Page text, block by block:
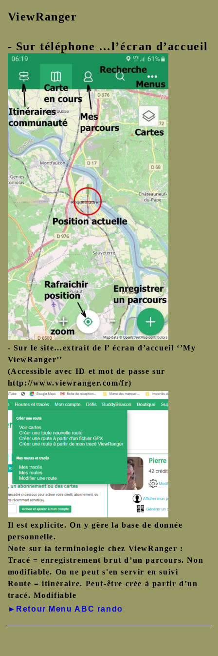
ViewRanger
- Sur téléphone …l’écran d’accueil
- Sur le site…extrait de l’ écran d’accueil ‘’My
ViewRanger’’
(Accessible avec ID et mot de passe sur
http://www.viewranger.com/fr)
Il est explicite. On y gère la base de donnée
personnelle.
Note sur la terminologie chez ViewRanger :
Tracé = enregistrement brut d’un parcours. Non
modifiable. On ne peut s'en servir en suivi
Route = itinéraire. Peut-être crée à partir d’un
tracé. Modifiable
►Retour Menu ABC rando